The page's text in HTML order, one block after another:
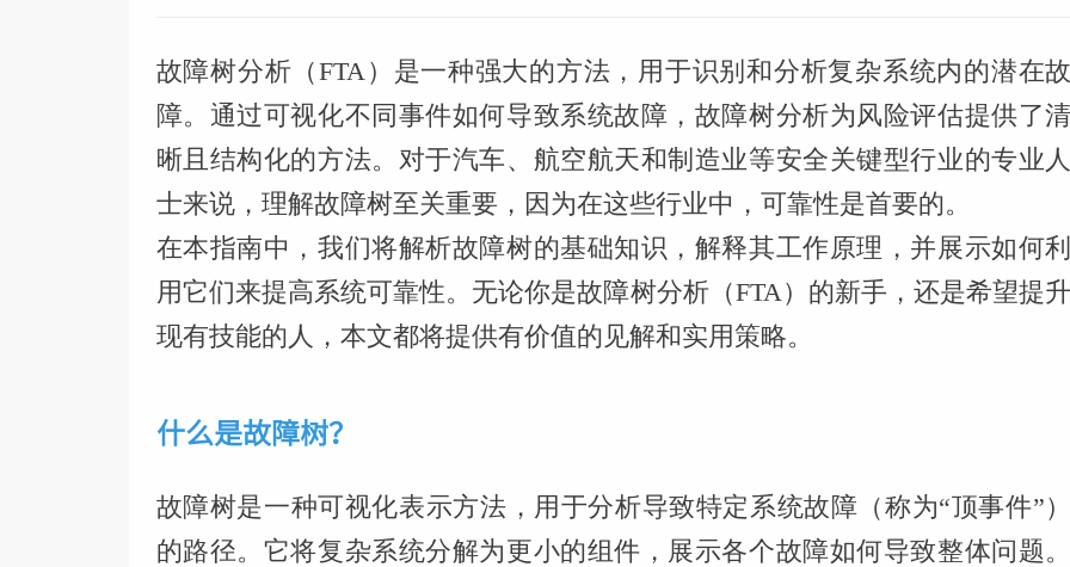
故障树分析（FTA）是一种强大的方法，用于识别和分析复杂系统内的潜在故
障。通过可视化不同事件如何导致系统故障，故障树分析为风险评估提供了清
晰且结构化的方法。对于汽车、航空航天和制造业等安全关键型行业的专业人
士来说，理解故障树至关重要，因为在这些行业中，可靠性是首要的。
在本指南中，我们将解析故障树的基础知识，解释其工作原理，并展示如何利
用它们来提高系统可靠性。无论你是故障树分析（FTA）的新手，还是希望提升
现有技能的人，本文都将提供有价值的见解和实用策略。
什么是故障树？
故障树是一种可视化表示方法，用于分析导致特定系统故障（称为“顶事件”）
的路径。它将复杂系统分解为更小的组件，展示各个故障如何导致整体问题。